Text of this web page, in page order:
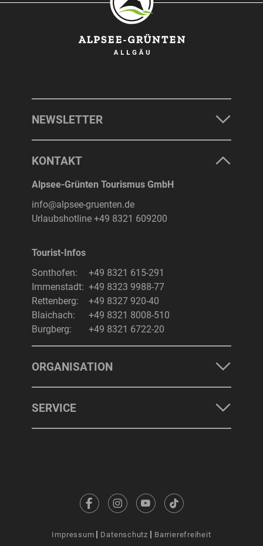
NEWSLETTER
KONTAKT
Alpsee-Grünten Tourismus GmbH
info@alpsee-gruenten.de
Urlaubshotline +49 8321 609200
Tourist-Infos
Sonthofen:
+49 8321 615-291
Immenstadt: +49 8323 9988-77
Rettenberg:
+49 8327 920-40
Blaichach:
+49 8321 8008-510
Burgberg:
+49 8321 6722-20
ORGANISATION
SERVICE
Impressum Datenschutz Barrierefreiheit